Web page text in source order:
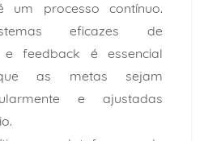
um processo contínuo.
eficazes de
e feedback é essencial
as metas sejam
e ajustadas